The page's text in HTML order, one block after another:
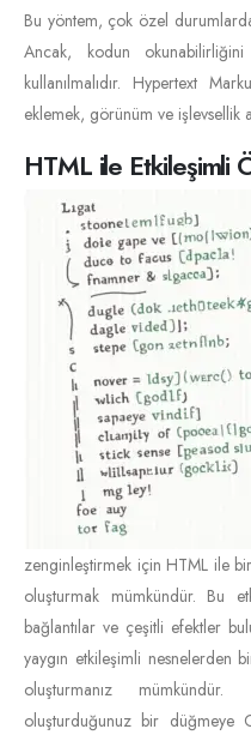
Bu yöntem, çok özel
Ancak, kodun
kullanılmalıdır. Hypertext
eklemek, görünüm ve işlevsellik
HTML ile Etkileşimli
zenginleştirmek için HTML ile
oluşturmak mümkündür. Bu
bağlantılar ve çeşitli efektler
yaygın etkileşimli nesnelerden
oluşturmanız
oluşturduğunuz bir düğmeye